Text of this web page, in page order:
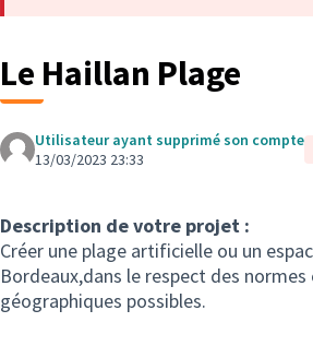
Le Haillan Plage
Utilisateur ayant supprimé son compte
13/03/2023 23:33
Description de votre projet :
Créer une plage artificielle ou un
Bordeaux,dans le respect des
géographiques possibles.